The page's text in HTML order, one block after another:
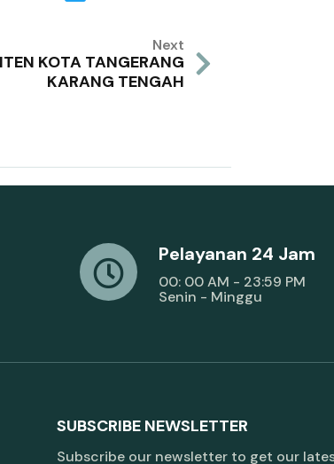
Next
KOTA TANGERANG
KARANG TENGAH
Pelayanan 24 Jam
00: 00 AM - 23:59 PM
Senin - Minggu
SUBSCRIBE NEWSLETTER
Subscribe our newsletter to get our